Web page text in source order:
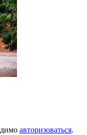
авторизоваться.